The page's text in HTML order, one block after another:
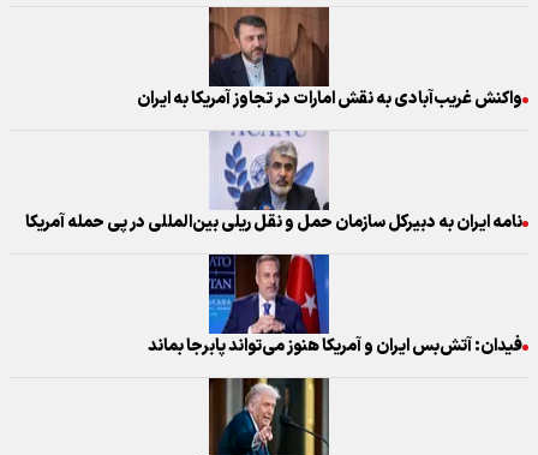
واکنش غریب‌آبادی به نقش امارات در تجاوز آمریکا به ایران
نامه ایران به دبیرکل سازمان حمل و نقل ریلی بین‌المللی در پی حمله آمریکا
فیدان: آتش‌بس ایران و آمریکا هنوز می‌تواند پابرجا بماند